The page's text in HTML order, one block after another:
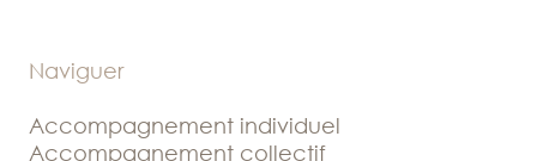
Naviguer
Accompagnement individuel
Accompagnement collectif